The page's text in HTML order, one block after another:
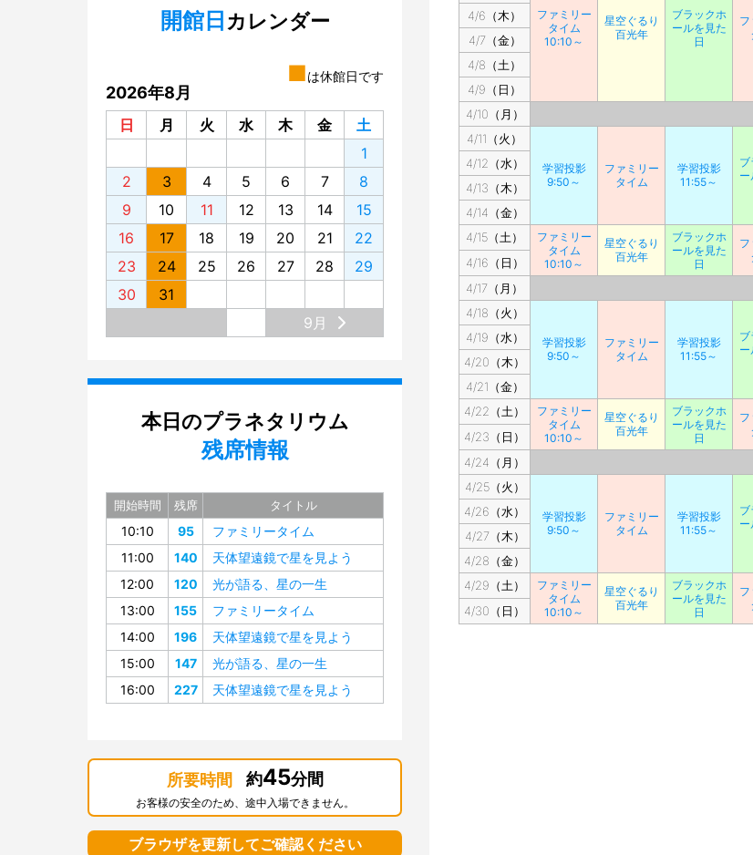
ファミリー
タイム
10:10～
星空ぐるり
百光年
ブラックホ
ールを見た
日
フ
4/6（木）
4/7（金）
4/8（土）
4/9（日）
4/10（月）
4/11（火）
学習投影
9:50～
ファミリー
タイム
学習投影
11:55～
ブ
ー
4/12（水）
4/13（木）
4/14（金）
4/15（土）
ファミリー
タイム
10:10～
星空ぐるり
百光年
ブラックホ
ールを見た
日
フ
4/16（日）
4/17（月）
4/18（火）
学習投影
9:50～
ファミリー
タイム
学習投影
11:55～
ブ
ー
4/19（水）
4/20（木）
4/21（金）
4/22（土）
ファミリー
タイム
10:10～
星空ぐるり
百光年
ブラックホ
ールを見た
日
フ
4/23（日）
4/24（月）
4/25（火）
学習投影
9:50～
ファミリー
タイム
学習投影
11:55～
ブ
ー
4/26（水）
4/27（木）
4/28（金）
4/29（土）
ファミリー
タイム
10:10～
星空ぐるり
百光年
ブラックホ
ールを見た
日
フ
4/30（日）
開館日 カレンダー
■は休館日です
2026年8月
日 月 火 水 木 金
土
1
2
3 4 5 6 7
8
9
10 11 12 13 14
15
16
17 18 19 20 21
22
23
24 25 26 27 28
29
30
31
9月
本日のプラネタリウム
残席情報
開始時間 残席 タイトル
10:10 95
ファミリータイム
11:00
140
天体望遠鏡で星を見よう
12:00
120
光が語る、星の一生
13:00
155
ファミリータイム
14:00
196
天体望遠鏡で星を見よう
15:00
147
光が語る、星の一生
16:00
227 天体望遠鏡で星を見よう
所要時間 約45分間
お客様の安全のため、途中入場できません。
ブラウザを更新してご確認ください